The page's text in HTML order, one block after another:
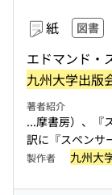
紙 図書
エドマンド・
九州大学出版
著者紹介
...摩書房）、『
訳に『スペンサ
製作者 九州大